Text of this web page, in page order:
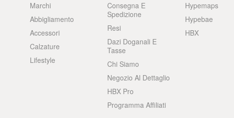
Marchi
Abbigliamento
Accessori
Calzature
Lifestyle
Consegna E
Spedizione
Resi
Dazi Doganali E
Tasse
Chi Siamo
Negozio Al Dettaglio
HBX Pro
Programma Affiliati
Hypemaps
Hypebae
HBX